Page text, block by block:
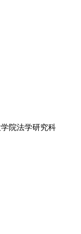
院法学研究科